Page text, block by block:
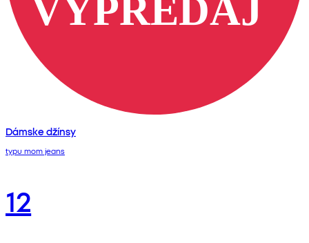
Dámske džínsy
typu mom jeans
12